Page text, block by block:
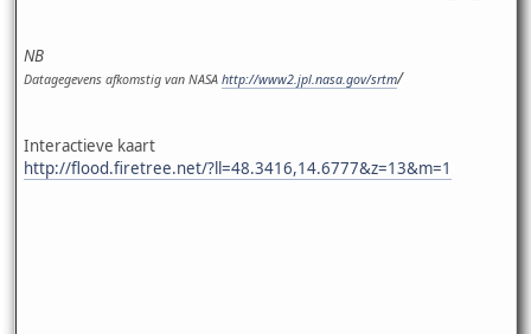
NB
Datagegevens afkomstig van NASA http://www2.jpl.nasa.gov/srtm/
Interactieve kaart
http://flood.firetree.net/?ll=48.3416,14.6777&z=13&m=1